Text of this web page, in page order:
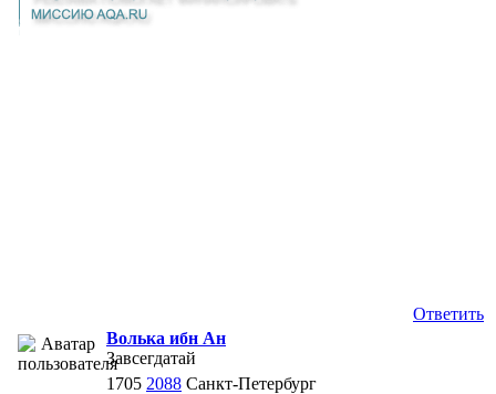
Ответить
Волька ибн Ан
Завсегдатай
1705 2088 Санкт-Петербург